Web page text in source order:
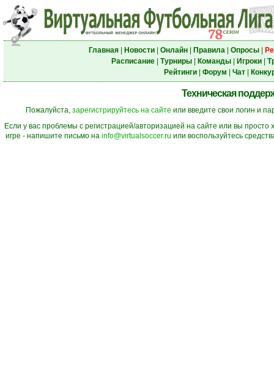
Главная| Новости| Онлайн| Правила| Опросы|
Расписание| Турниры| Команды| Игроки|
Рейтинги| Форум Чат|
Техническая
Пожалуйста, зарегистрируйтесь на сайте или введите свои логин и
Если у вас проблемы с регистрацией/авторизацией на сайте или вы просто
игре - напишите письмо на info@virtualsoccer.ru или воспользуйтесь